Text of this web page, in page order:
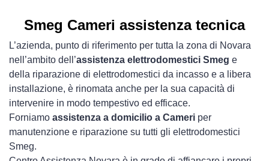
Smeg Cameri assistenza tecnica
L’azienda, punto di riferimento per tutta la zona di Novara
nell’ambito dell’assistenza elettrodomestici Smeg e
della riparazione di elettrodomestici da incasso e a libera
installazione, è rinomata anche per la sua capacità di
intervenire in modo tempestivo ed efficace.
Forniamo assistenza a domicilio a Cameri per
manutenzione e riparazione su tutti gli elettrodomestici
Smeg.